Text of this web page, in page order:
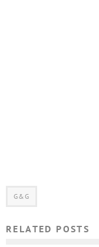
G&G
RELATED POSTS